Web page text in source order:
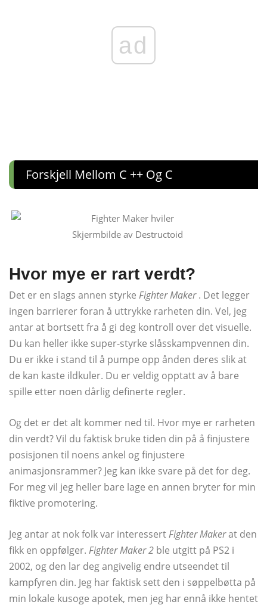
ad
Forskjell Mellom C ++ Og C
Skjermbilde av Destructoid
Hvor mye er rart verdt?
Det er en slags annen styrke Fighter Maker. Det legger
ingen barrierer foran å uttrykke rarheten din. Vel, jeg
antar at bortsett fra å gi deg kontroll over det visuelle.
Du kan heller ikke super-styrke slåsskampvennen din.
Du er ikke i stand til å pumpe opp ånden deres slik at
de kan kaste ildkuler. Du er veldig opptatt av å bare
spille etter noen dårlig definerte regler.
Og det er det alt kommer ned til. Hvor mye er rarheten
din verdt? Vil du faktisk bruke tiden din på å finjustere
posisjonen til noens ankel og finjustere
animasjonsrammer? Jeg kan ikke svare på det for deg.
For meg vil jeg heller bare lage en annen bryter for min
fiktive promotering.
Jeg antar at nok folk var interessertFighter Makerat den
fikk en oppfølger. Fighter Maker 2 ble utgitt på PS2 i
2002, og den lar deg angivelig endre utseendet til
kampfyren din. Jeg har faktisk sett den i søppelbøtta på
min lokale kusoge apotek, men jeg har ennå ikke hentet